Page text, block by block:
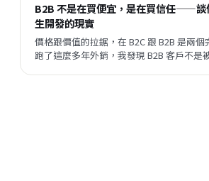
B2B 不是在買便宜，是在買信任——談
生開發的現實
價格跟價值的拉鋸，在 B2C 跟 B2B 是兩個
跑了這麼多年外銷，我發現 B2B 客戶不是